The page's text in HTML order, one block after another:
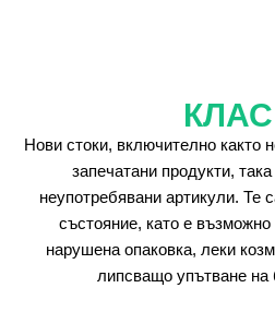
Нови стоки, включително както
запечатани продукти,
неупотребявани артикули. Те
състояние, като е
нарушена опаковка, леки
липсващо упътване на